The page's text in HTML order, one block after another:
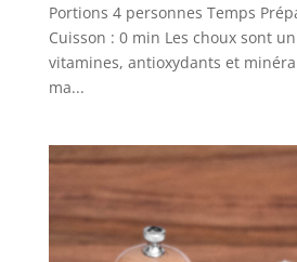
Portions 4 personnes Temps
Cuisson : 0 min Les choux sont
vitamines, antioxydants et
ma...